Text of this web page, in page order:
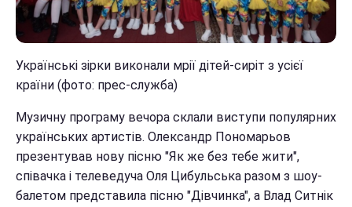
Українські зірки виконали мрії дітей-сиріт з усієї
країни (фото: прес-служба)
Музичну програму вечора склали виступи популярних
українських артистів. Олександр Пономарьов
презентував нову пісню "Як же без тебе жити",
співачка і телеведуча Оля Цибульська разом з шоу-
балетом представила пісню "Дівчинка", а Влад Ситнік